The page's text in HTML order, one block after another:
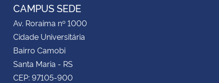
CAMPUS SEDE
Av. Roraima nº 1000
Cidade Universitária
Bairro Camobi
Santa Maria - RS
CEP: 97105-900